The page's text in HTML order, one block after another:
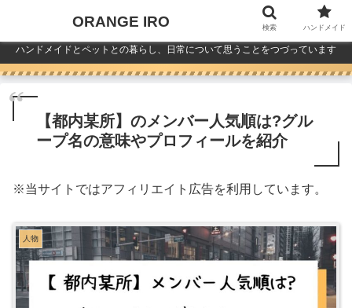
ハンドメイドとペットとの暮らし、日常について思うことをつづっています
【都内某所】のメンバー人気順は?グル
ープ名の意味やプロフィールを紹介
※当サイトではアフィリエイト広告を利用しています。
人物
ORANGE IRO 検索 ハンドメイド